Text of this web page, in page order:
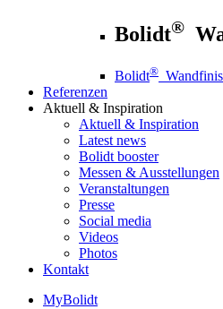
Bolidt®
Bolidt®
Referenzen
Aktuell & Inspiration
Aktuell & Inspiration
Latest news
Bolidt booster
Messen & Ausstellungen
Veranstaltungen
Presse
Social media
Videos
Photos
Kontakt
MyBolidt